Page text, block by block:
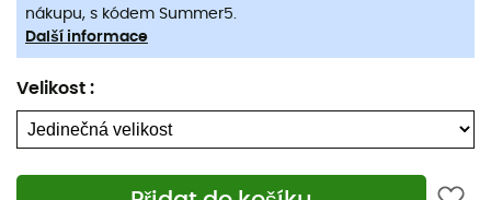
nákupu, s kódem Summer5.
Další informace
Velikost :